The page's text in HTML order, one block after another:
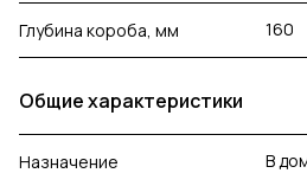
Глубина короба, мм 160
Общие характеристики
Назначение В